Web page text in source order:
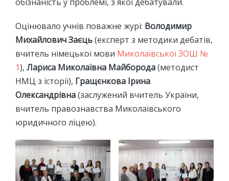
Оцінювало учнів поважне журі: Володимир
Михайлович Заєць(експерт з методики дебатів,
вчитель німецької мови Миколаївської ЗОШ №
1), Лариса Миколаївна Майборода(методист
НМЦ з історії), Гращєнкова Ірина
Олександрівна(заслужений вчитель України,
вчитель правознавства Миколаївського
юридичного ліцею).